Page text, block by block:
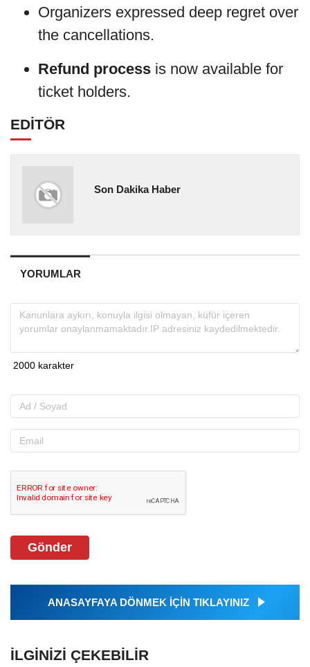
Organizers expressed deep regret over
the cancellations.
Refund process is now available for
ticket holders.
EDİTÖR
Son Dakika Haber
YORUMLAR
Gönder
ANASAYFAYA DÖNMEK İÇİN TIKLAYINIZ
İLGINIZI ÇEKEBILIR